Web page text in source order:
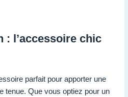
l’accessoire chic
parfait pour apporter une
tenue. Que vous optiez pour un